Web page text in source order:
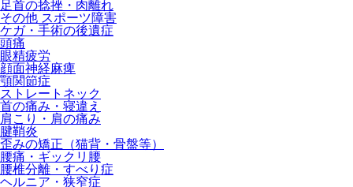
足首の捻挫・肉離れ
その他 スポーツ障害
ケガ・手術の後遺症
頭痛
眼精疲労
顔面神経麻痺
顎関節症
ストレートネック
首の痛み・寝違え
肩こり・肩の痛み
腱鞘炎
歪みの矯正（猫背・骨盤等）
腰痛・ギックリ腰
腰椎分離・すべり症
ヘルニア・狭窄症